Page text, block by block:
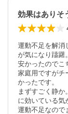
効果はありそ
運動不足を解消
が気になり躊躇
安かったのでこ
家庭用ですがチ
かったです。
まずすごく静
に効いている気
運動不足なので